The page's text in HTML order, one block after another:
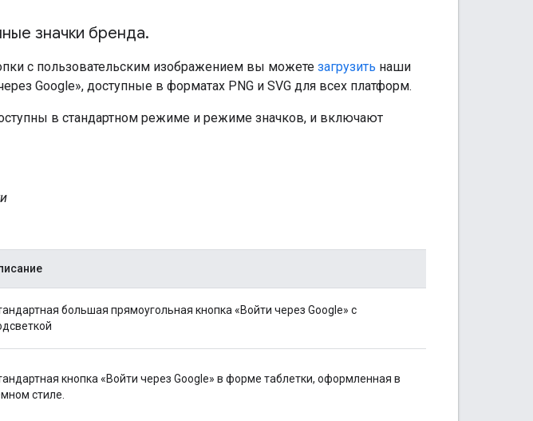
значки бренда.
с пользовательским изображением вы можете загрузить наши
Google», доступные в форматах PNG и SVG для всех платформ.
в стандартном режиме и режиме значков, и включают
большая прямоугольная кнопка «Войти через Google» с
кнопка «Войти через Google» в форме таблетки, оформленная в
стиле.